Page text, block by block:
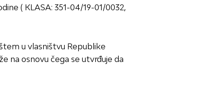
( KLASA: 351-04/19-01/0032,
u vlasništvu Republike
na osnovu čega se utvrđuje da